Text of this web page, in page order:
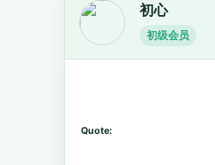
初心
初级会员
Quote: